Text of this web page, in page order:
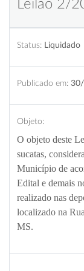
Leilão 2/
Status: Liquidado
Publicado em:
Objeto:
O objeto deste
sucatas,
Município de
Edital e demais
realizado nas
localizado na
MS.